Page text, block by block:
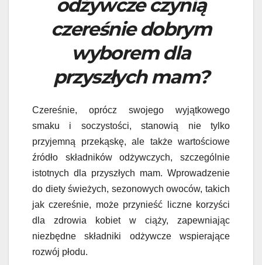
odżywcze czynią
czereśnie dobrym
wyborem dla
przyszłych mam?
Czereśnie, oprócz swojego wyjątkowego
smaku i soczystości, stanowią nie tylko
przyjemną przekąskę, ale także wartościowe
źródło składników odżywczych, szczególnie
istotnych dla przyszłych mam. Wprowadzenie
do diety świeżych, sezonowych owoców, takich
jak czereśnie, może przynieść liczne korzyści
dla zdrowia kobiet w ciąży, zapewniając
niezbędne składniki odżywcze wspierające
rozwój płodu.